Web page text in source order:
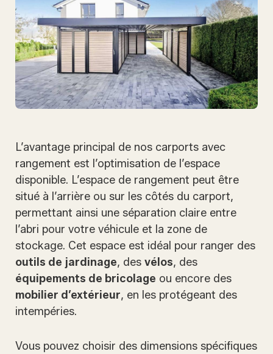
L’avantage principal de nos carports avec
rangement est l’optimisation de l’espace
disponible. L’espace de rangement peut être
situé à l’arrière ou sur les côtés du carport,
permettant ainsi une séparation claire entre
l’abri pour votre véhicule et la zone de
stockage. Cet espace est idéal pour ranger des
outils de jardinage, des vélos, des
équipements de bricolage ou encore des
mobilier d’extérieur, en les protégeant des
intempéries.
Vous pouvez choisir des dimensions spécifiques